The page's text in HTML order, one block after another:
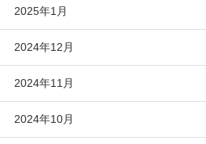
2025年1月
2024年12月
2024年11月
2024年10月